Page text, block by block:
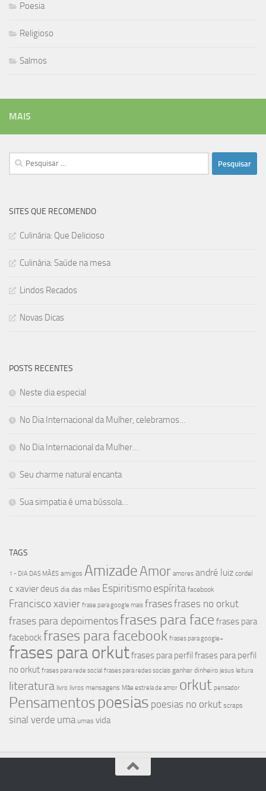
Poesia
Religioso
Salmos
MAIS
Pesquisar
por:
SITES QUE RECOMENDO
Culinária: Que Delicioso
Culinária: Saúde na mesa
Lindos Recados
Novas Dicas
POSTS RECENTES
Neste dia especial
No Dia Internacional da Mulher, celebramos…
No Dia Internacional da Mulher…
Seu charme natural encanta
Sua simpatia é uma bússola…
TAGS
1 - DIA DAS MÃES amigos AmizadeAmor amores andré luiz cordel
c xavier deus dia das mães Espiritismoespírita facebook
Francisco xavier frase para google mais frasesfrases no orkut
frases para depoimentosfrases para face frases para
facebockfrases para facebook frases para google+
frases para orkutfrases para perfil frases para perfil
no orkut frases para rede social frases para redes sociais ganhar dinheiro jesus leitura
literatura livro livros mensagens Mãe estrela de amor orkut pensador
Pensamentospoesias poesias no orkut scraps
sinal verde uma umas vida